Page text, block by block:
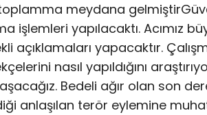
meydana
işlemleri yapılacaktı. Acımız
açıklamaları yapacaktır.
nasıl yapıldığını
Bedeli ağır olan son
anlaşılan terör eylemine